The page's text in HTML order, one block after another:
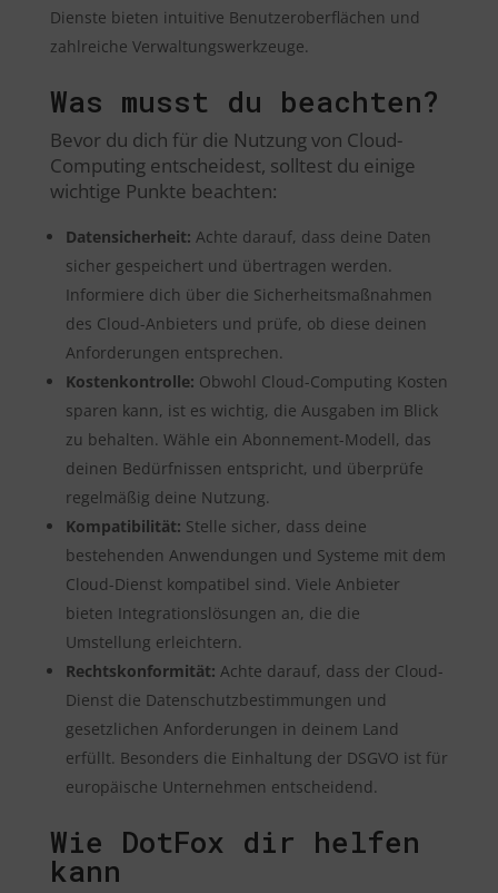
Dienste bieten intuitive Benutzeroberflächen und
zahlreiche Verwaltungswerkzeuge.
Was musst du beachten?
Bevor du dich für die Nutzung von Cloud-
Computing entscheidest, solltest du einige
wichtige Punkte beachten:
Datensicherheit: Achte darauf, dass deine Daten
sicher gespeichert und übertragen werden.
Informiere dich über die Sicherheitsmaßnahmen
des Cloud-Anbieters und prüfe, ob diese deinen
Anforderungen entsprechen.
Kostenkontrolle: Obwohl Cloud-Computing Kosten
sparen kann, ist es wichtig, die Ausgaben im Blick
zu behalten. Wähle ein Abonnement-Modell, das
deinen Bedürfnissen entspricht, und überprüfe
regelmäßig deine Nutzung.
Kompatibilität: Stelle sicher, dass deine
bestehenden Anwendungen und Systeme mit dem
Cloud-Dienst kompatibel sind. Viele Anbieter
bieten Integrationslösungen an, die die
Umstellung erleichtern.
Rechtskonformität: Achte darauf, dass der Cloud-
Dienst die Datenschutzbestimmungen und
gesetzlichen Anforderungen in deinem Land
erfüllt. Besonders die Einhaltung der DSGVO ist für
europäische Unternehmen entscheidend.
Wie DotFox dir helfen
kann